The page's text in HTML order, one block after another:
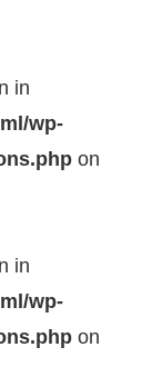
in
wp-
on
in
wp-
on